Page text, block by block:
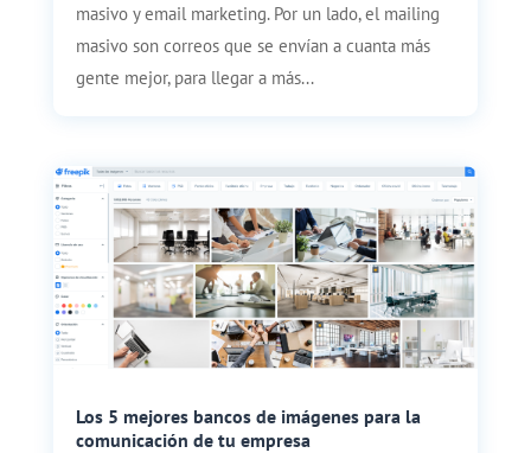
masivo y email marketing. Por un lado, el mailing
masivo son correos que se envían a cuanta más
gente mejor, para llegar a más...
​​Los 5 mejores bancos de imágenes para la
comunicación de tu empresa